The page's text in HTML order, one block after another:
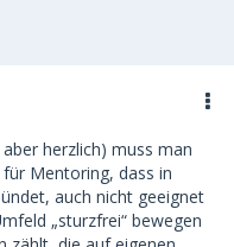
herzlich) muss man
Mentoring, dass in
auch nicht geeignet
„sturzfrei“ bewegen